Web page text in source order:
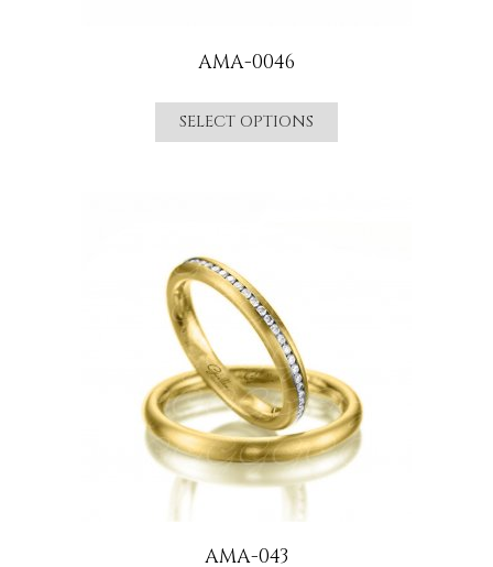
AMA-0046
SELECT OPTIONS
AMA-043